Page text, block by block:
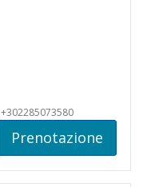
+302285073580
Prenotazione